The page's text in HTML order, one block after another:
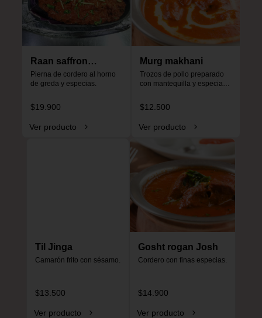
Raan saffron
special
Pierna de cordero al horno
de greda y especias.
$19.900
Ver producto
Murg makhani
Trozos de pollo preparado
con mantequilla y especias,
picante.
$12.500
Ver producto
Til Jinga
Camarón frito con sésamo.
$13.500
Ver producto
Gosht rogan Josh
Cordero con finas especias.
$14.900
Ver producto